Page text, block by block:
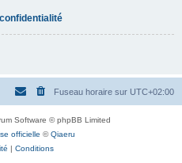
Fuseau horaire sur UTC+02:00
Software © phpBB Limited
officielle ©Qiaeru
| Conditions